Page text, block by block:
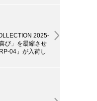
2025-
び」を凝縮させ
04」が入荷し